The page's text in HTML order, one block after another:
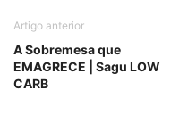
Artigo anterior
A Sobremesa que
EMAGRECE | Sagu LOW
CARB